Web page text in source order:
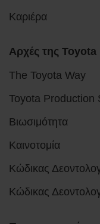
Καριέρα
Αρχές της Toyota
The Toyota Way
Toyota Production
Βιωσιμότητα
Καινοτομία
Κώδικας
Κώδικας